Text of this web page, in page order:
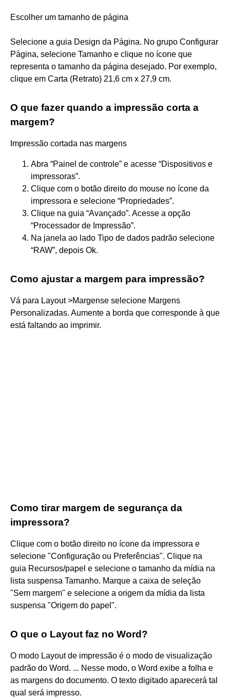
Escolher um tamanho de página
Selecione a guia Design da Página. No grupo Configurar
Página, selecione Tamanho e clique no ícone que
representa o tamanho da página desejado. Por exemplo,
clique em Carta (Retrato) 21,6 cm x 27,9 cm.
O que fazer quando a impressão corta a
margem?
Impressão cortada nas margens
Abra “Painel de controle” e acesse “Dispositivos e
impressoras”.
Clique com o botão direito do mouse no ícone da
impressora e selecione “Propriedades”.
Clique na guia “Avançado”. Acesse a opção
“Processador de Impressão”.
Na janela ao lado Tipo de dados padrão selecione
“RAW”, depois Ok.
Como ajustar a margem para impressão?
Vá para Layout >Margense selecione Margens
Personalizadas. Aumente a borda que corresponde à que
está faltando ao imprimir.
Como tirar margem de segurança da
impressora?
Clique com o botão direito no ícone da impressora e
selecione "Configuração ou Preferências". Clique na
guia Recursos/papel e selecione o tamanho da mídia na
lista suspensa Tamanho. Marque a caixa de seleção
"Sem margem" e selecione a origem da mídia da lista
suspensa "Origem do papel".
O que o Layout faz no Word?
O modo Layout de impressão é o modo de visualização
padrão do Word. ... Nesse modo, o Word exibe a folha e
as margens do documento. O texto digitado aparecerá tal
qual será impresso.